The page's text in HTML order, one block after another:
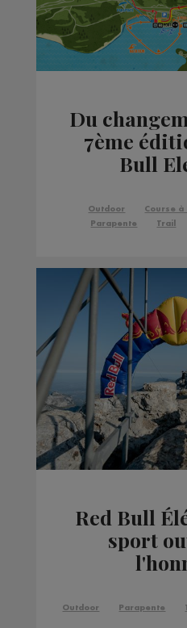
Du
7ème
Bull
Outdoor Course à
Parapente
Trail
Red Bull
sport
Outdoor Parapente